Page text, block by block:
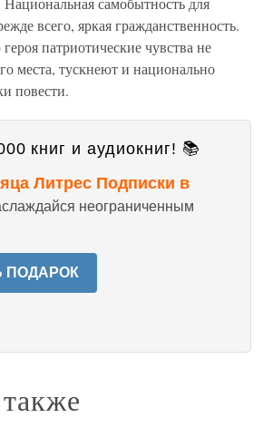
всего, яркая гражданственность.
патриотические чувства не
места, тускнеют и национально
повести.
книг и аудиокниг! 📚
Литрес Подписки в
неограниченным
ПОДАРОК